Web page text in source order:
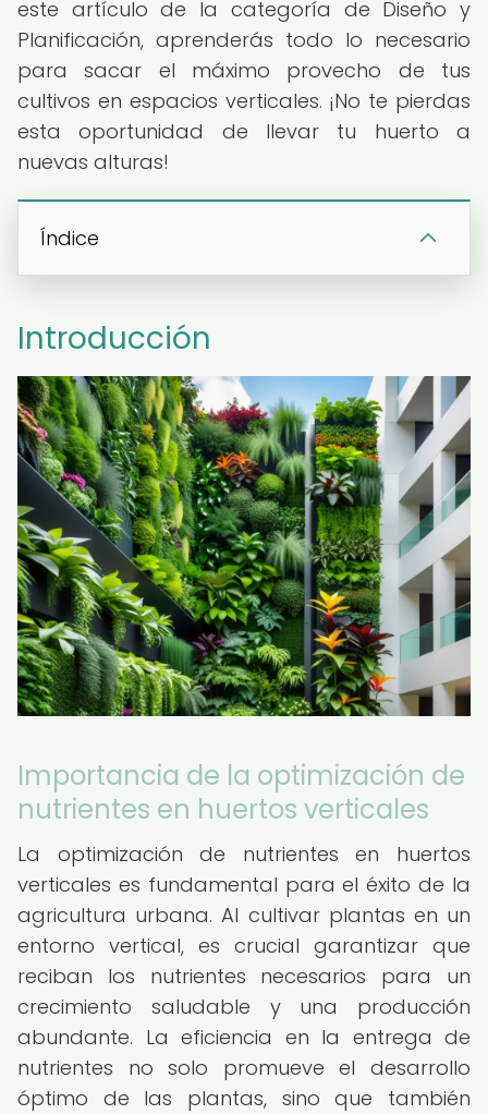
este artículo de la categoría de Diseño y
Planificación, aprenderás todo lo necesario
para sacar el máximo provecho de tus
cultivos en espacios verticales. ¡No te pierdas
esta oportunidad de llevar tu huerto a
nuevas alturas!
Índice
Introducción
Importancia de la optimización de
nutrientes en huertos verticales
La optimización de nutrientes en huertos
verticales es fundamental para el éxito de la
agricultura urbana. Al cultivar plantas en un
entorno vertical, es crucial garantizar que
reciban los nutrientes necesarios para un
crecimiento saludable y una producción
abundante. La eficiencia en la entrega de
nutrientes no solo promueve el desarrollo
óptimo de las plantas, sino que también